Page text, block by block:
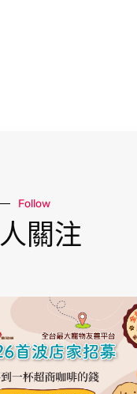
Follow
關注